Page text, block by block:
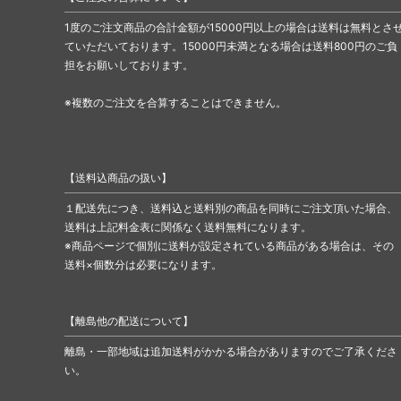
1度のご注文商品の合計金額が15000円以上の場合は送料は無料とさ
ていただいております。15000円未満となる場合は送料800円のご負
担をお願いしております。
※複数のご注文を合算することはできません。
【送料込商品の扱い】
１配送先につき、送料込と送料別の商品を同時にご注文頂いた場合、
送料は上記料金表に関係なく送料無料になります。
※商品ページで個別に送料が設定されている商品がある場合は、その
送料×個数分は必要になります。
【離島他の配送について】
離島・一部地域は追加送料がかかる場合がありますのでご了承くださ
い。